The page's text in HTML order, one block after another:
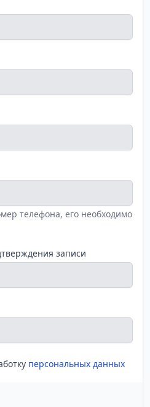
телефона, его необходимо
записи
персональных данных